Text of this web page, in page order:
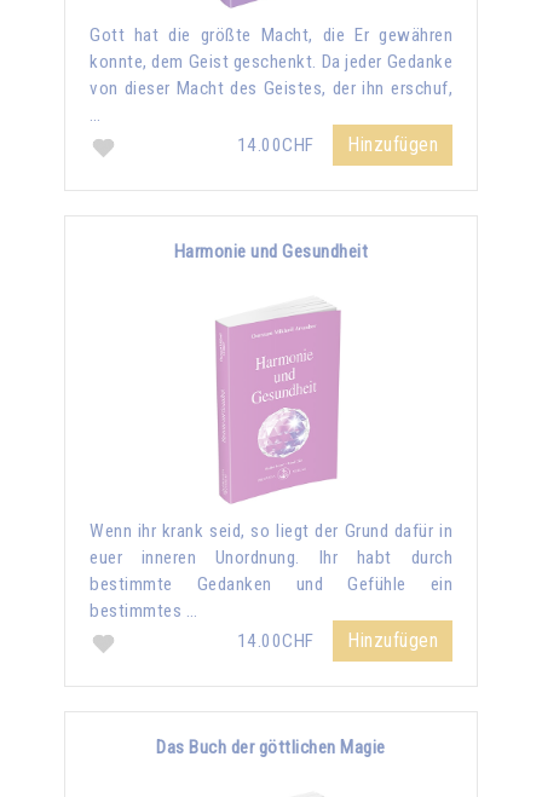
Gott hat die größte Macht, die Er gewähren
konnte, dem Geist geschenkt. Da jeder Gedanke
von dieser Macht des Geistes, der ihn erschuf,
…
14.00CHF
Hinzufügen
Harmonie und Gesundheit
Wenn ihr krank seid, so liegt der Grund dafür in
euer inneren Unordnung. Ihr habt durch
bestimmte Gedanken und Gefühle ein
bestimmtes …
14.00CHF
Hinzufügen
Das Buch der göttlichen Magie